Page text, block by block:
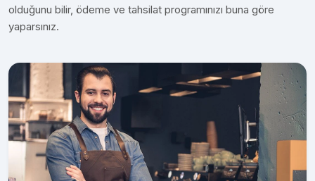
olduğunu bilir, ödeme ve tahsilat programınızı buna göre
yaparsınız.